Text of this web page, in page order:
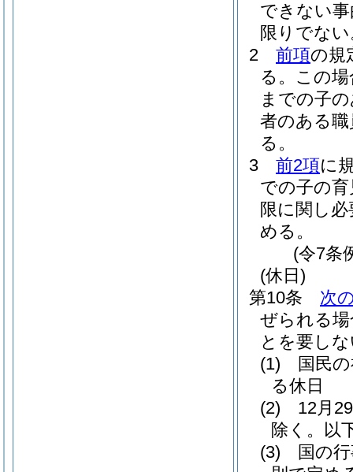
できない
限りでな
2
前項の規
る。 この
までの子
者のある
る。
3
前2項に
での子の
限に関し
める。
(令7条
(休日)
第10条
次
ぜられる
とを要し
(1)
国民
る休日
(2)
12月
除く。以
(3)
国の